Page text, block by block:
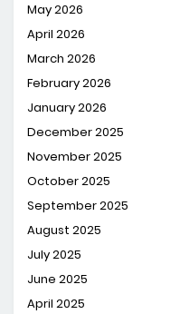
May 2026
April 2026
March 2026
February 2026
January 2026
December 2025
November 2025
October 2025
September 2025
August 2025
July 2025
June 2025
April 2025